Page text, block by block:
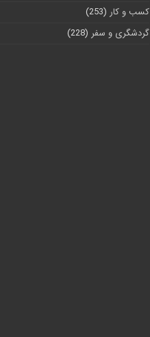
کسب و کار (253)
گردشگری و سفر (228)